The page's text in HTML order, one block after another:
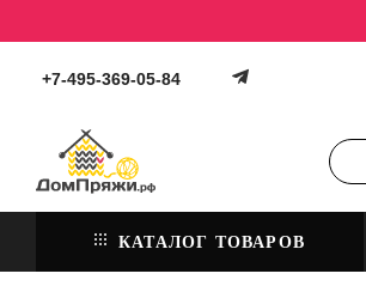
+7-495-369-05-84
КАТАЛОГ ТОВАРОВ